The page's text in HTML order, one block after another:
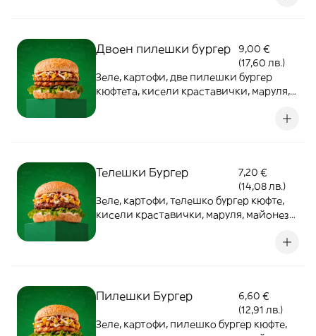
Двоен пилешки бургер
9,00 €
(17,60 лв.)
Зеле, картофи, две пилешки бургер
кюфтета, кисели краставички, маруля,
Телешки Бургер
7,20 €
(14,08 лв.)
Зеле, картофи, телешко бургер кюфте,
кисели краставички, маруля, майонеза,
Пилешки Бургер
6,60 €
(12,91 лв.)
Зеле, картофи, пилешко бургер кюфте,